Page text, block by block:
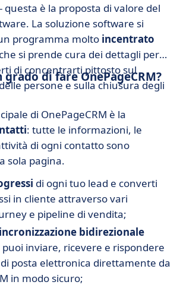
questa è la proposta di valore del
La soluzione software si
programma molto incentrato
si prende cura dei dettagli per
di concentrarti pittosto sul
persone e sulla chiusura degli
grado di fare OnePageCRM?
di OnePageCRM è la
: tutte le informazioni, le
di ogni contatto sono
sola pagina.
di ogni tuo lead e converti
in cliente attraverso vari
e pipeline di vendita;
bidirezionale
puoi inviare, ricevere e rispondere
posta elettronica direttamente da
in modo sicuro;